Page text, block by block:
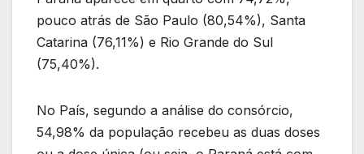
pouco atrás de São Paulo (80,54%), Santa
Catarina (76,11%) e Rio Grande do Sul
(75,40%).
No País, segundo a análise do consórcio,
54,98% da população recebeu as duas doses